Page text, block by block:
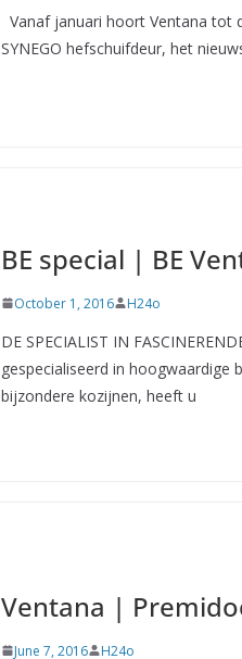
Vanaf januari hoort Ventana tot
SYNEGO hefschuifdeur, het
BE special | BE
October 1, 2016 H24o
DE SPECIALIST IN
gespecialiseerd in hoogwaardige
bijzondere kozijnen, heeft u
Ventana |
June 7, 2016 H24o